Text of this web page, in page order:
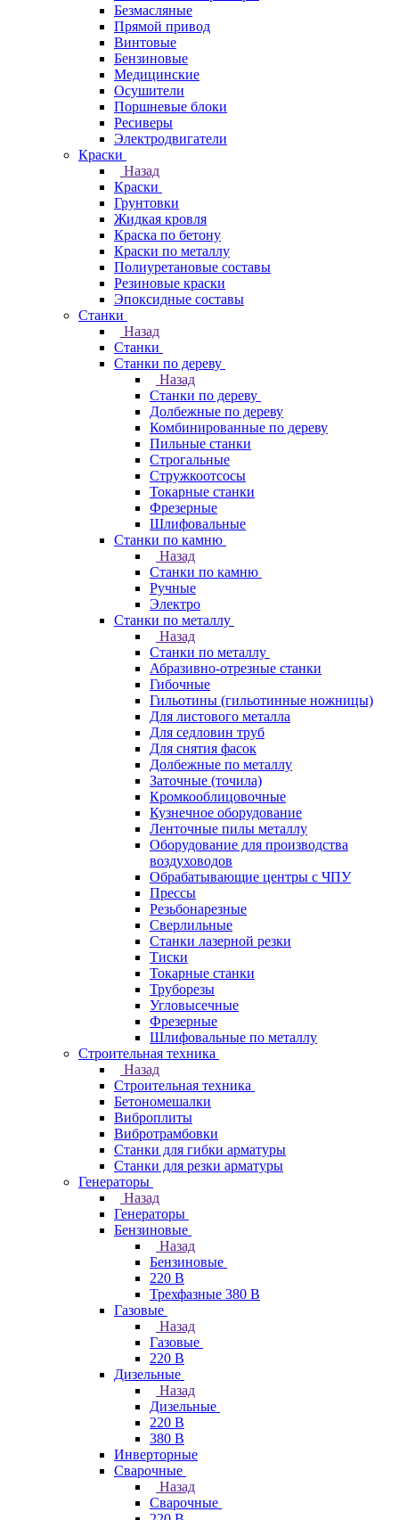
Безмасляные
Прямой привод
Винтовые
Бензиновые
Медицинские
Осушители
Поршневые блоки
Ресиверы
Электродвигатели
Краски
Назад
Краски
Грунтовки
Жидкая кровля
Краска по бетону
Краски по металлу
Полиуретановые составы
Резиновые краски
Эпоксидные составы
Станки
Назад
Станки
Станки по дереву
Назад
Станки по дереву
Долбежные по дереву
Комбинированные по дереву
Пильные станки
Строгальные
Стружкоотсосы
Токарные станки
Фрезерные
Шлифовальные
Станки по камню
Назад
Станки по камню
Ручные
Электро
Станки по металлу
Назад
Станки по металлу
Абразивно-отрезные станки
Гибочные
Гильотины (гильотинные ножницы)
Для листового металла
Для седловин труб
Для снятия фасок
Долбежные по металлу
Заточные (точила)
Кромкооблицовочные
Кузнечное оборудование
Ленточные пилы металлу
Оборудование для производства
воздуховодов
Обрабатывающие центры с ЧПУ
Прессы
Резьбонарезные
Сверлильные
Станки лазерной резки
Тиски
Токарные станки
Труборезы
Угловысечные
Фрезерные
Шлифовальные по металлу
Строительная техника
Назад
Строительная техника
Бетономешалки
Виброплиты
Вибротрамбовки
Станки для гибки арматуры
Станки для резки арматуры
Генераторы
Назад
Генераторы
Бензиновые
Назад
Бензиновые
220 В
Трехфазные 380 В
Газовые
Назад
Газовые
220 В
Дизельные
Назад
Дизельные
220 В
380 В
Инверторные
Сварочные
Назад
Сварочные